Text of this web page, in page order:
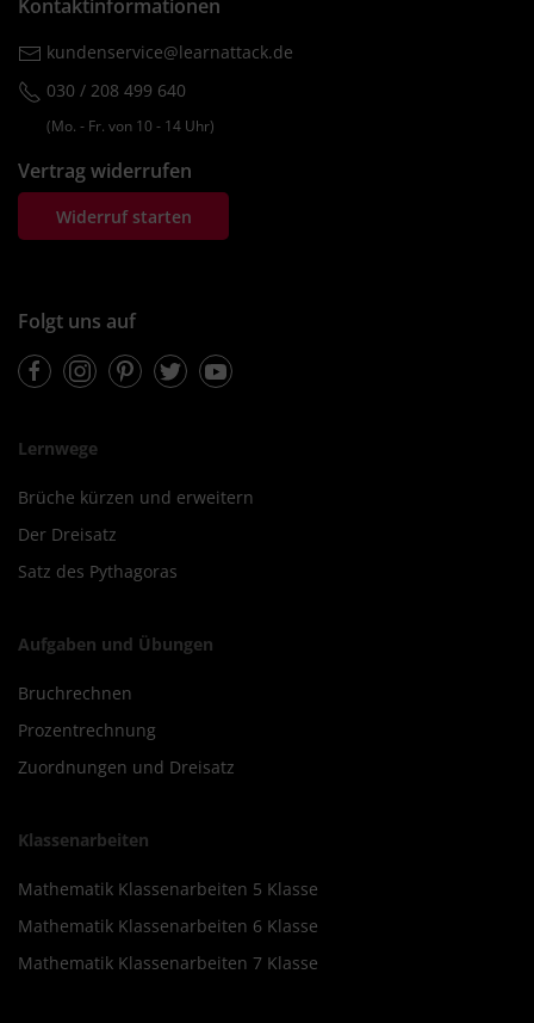
Kontaktinformationen
kundenservice@learnattack.de
030 / 208 499 640
(Mo. ‐ Fr. von 10 ‐ 14 Uhr)
Vertrag widerrufen
Widerruf starten
Folgt uns auf
FacebookInstagramPinterestTwitterYoutube
Lernwege
Brüche kürzen und erweitern
Der Dreisatz
Satz des Pythagoras
Aufgaben und Übungen
Bruchrechnen
Prozentrechnung
Zuordnungen und Dreisatz
Klassenarbeiten
Mathematik Klassenarbeiten 5 Klasse
Mathematik Klassenarbeiten 6 Klasse
Mathematik Klassenarbeiten 7 Klasse